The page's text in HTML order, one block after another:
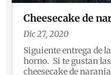
Cheesecake de
Dic 27, 2020
Siguiente entrega de
horno. Si te gustan
cheesecake de